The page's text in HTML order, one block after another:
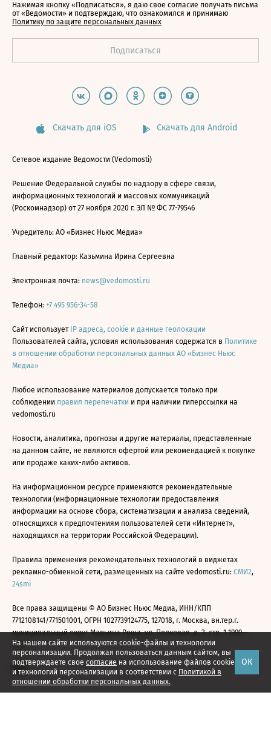
На нашем сайте используются cookie-файлы и технологии
персонализации. Продолжая пользоваться данным сайтом, вы
подтверждаете свое согласие на использование файлов cookie
и технологий персонализации в соответствии с Политикой в
отношении обработки персональных данных.
ОК
Нажимая кнопку «Подписаться», я даю свое согласие получать письма
от «Ведомости» и подтверждаю, что ознакомился и принимаю
Политику по защите персональных данных
Скачать для iOS Скачать для Android
Сетевое издание Ведомости (Vedomosti)
Решение Федеральной службы по надзору в сфере связи,
информационных технологий и массовых коммуникаций
(Роскомнадзор) от 27 ноября 2020 г. ЭЛ № ФС 77-79546
Учредитель: АО «Бизнес Ньюс Медиа»
Главный редактор: Казьмина Ирина Сергеевна
Электронная почта: news@vedomosti.ru
Телефон: +7 495 956-34-58
Сайт использует IP адреса, cookie и данные геолокации
Пользователей сайта, условия использования содержатся в Политике
в отношении обработки персональных данных АО «Бизнес Ньюс
Медиа»
Любое использование материалов допускается только при
соблюдении правил перепечатки и при наличии гиперссылки на
vedomosti.ru
Новости, аналитика, прогнозы и другие материалы, представленные
на данном сайте, не являются офертой или рекомендацией к покупке
или продаже каких-либо активов.
На информационном ресурсе применяются рекомендательные
технологии (информационные технологии предоставления
информации на основе сбора, систематизации и анализа сведений,
относящихся к предпочтениям пользователей сети «Интернет»,
находящихся на территории Российской Федерации).
Правила применения рекомендательных технологий в виджетах
рекламно-обменной сети, размещенных на сайте vedomosti.ru: СМИ2,
24smi
Все права защищены © АО Бизнес Ньюс Медиа, ИНН/КПП
7712108141/771501001, ОГРН 1027739124775, 127018, г. Москва, вн.тер.г.
муниципальный округ Марьина Роща, ул. Полковая, д. 3, стр. 1 1999—
2026